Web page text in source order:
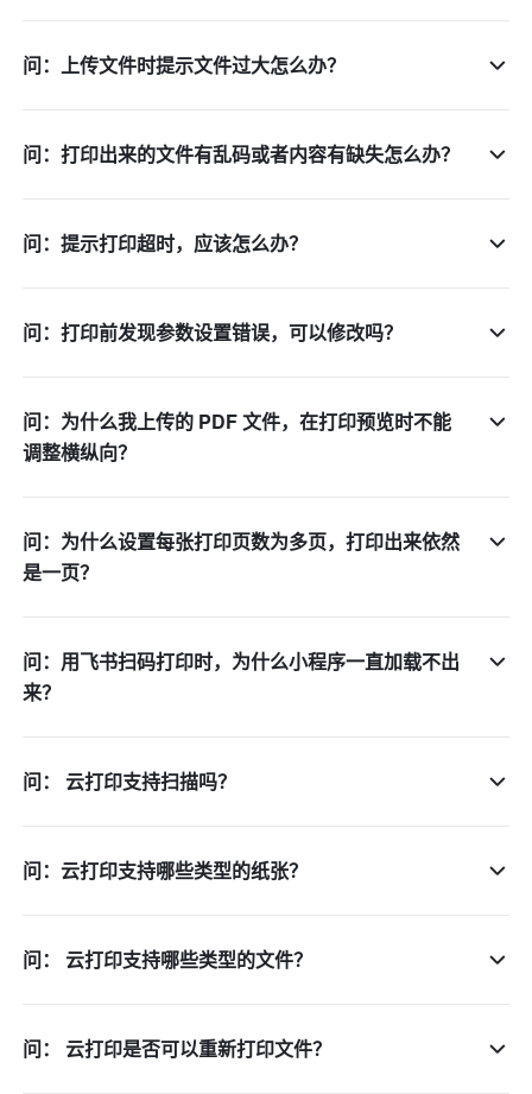
问：上传文件时提示文件过大怎么办？
问：打印出来的文件有乱码或者内容有缺失怎么办？
问：提示打印超时，应该怎么办？
问：打印前发现参数设置错误，可以修改吗？
问：为什么我上传的 PDF 文件，在打印预览时不能
调整横纵向？
问：为什么设置每张打印页数为多页，打印出来依然
是一页？
问：用飞书扫码打印时，为什么小程序一直加载不出
来？
问： 云打印支持扫描吗？
问：云打印支持哪些类型的纸张？
问： 云打印支持哪些类型的文件？
问： 云打印是否可以重新打印文件？